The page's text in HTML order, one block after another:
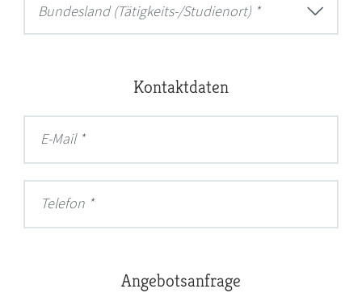
Bundesland (Tätigkeits-/Studienort) *
Kontaktdaten
E-Mail
Telefon
Angebotsanfrage